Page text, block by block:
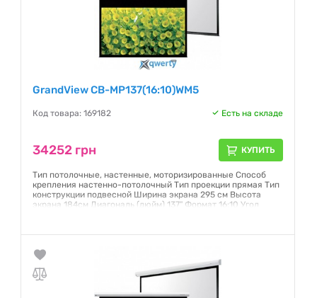
GrandView CB-MP137(16:10)WM5
Код товара: 169182 Есть на складе
34252 грн КУПИТЬ
Тип потолочные, настенные, моторизированные Способ
крепления настенно-потолочный Тип проекции прямая Тип
конструкции подвесной Ширина экрана 295 см Высота
экрана 184см Диагональ (дюйм) 137" Формат 16:10 Угол